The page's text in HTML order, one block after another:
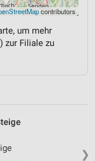
contributors
um mehr
zur Filiale zu
❯